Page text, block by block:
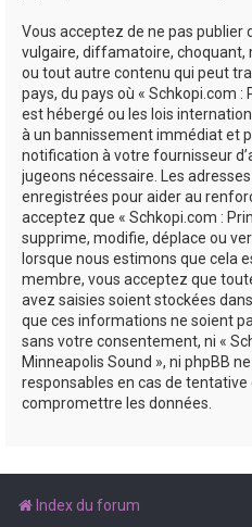
Vous acceptez de ne pas publier
vulgaire, diffamatoire, choquant,
ou tout autre contenu qui peut
pays, du pays où « Schkopi.com
est hébergé ou les lois
à un bannissement immédiat et
notification à votre fournisseur
jugeons nécessaire. Les
enregistrées pour aider au
acceptez que « Schkopi.com :
supprime, modifie, déplace ou
lorsque nous estimons que cela
membre, vous acceptez que
avez saisies soient stockées
que ces informations ne soient
sans votre consentement, ni «
Minneapolis Sound », ni phpBB
responsables en cas de
compromettre les données.
Index du forum